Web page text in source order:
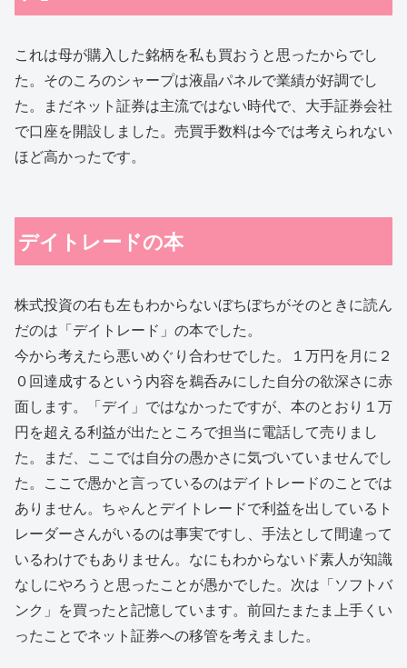
これは母が購入した銘柄を私も買おうと思ったからでし
た。そのころのシャープは液晶パネルで業績が好調でし
た。まだネット証券は主流ではない時代で、大手証券会社
で口座を開設しました。売買手数料は今では考えられない
ほど高かったです。
デイトレードの本
株式投資の右も左もわからないぼちぼちがそのときに読ん
だのは「デイトレード」の本でした。
今から考えたら悪いめぐり合わせでした。１万円を月に２
０回達成するという内容を鵜呑みにした自分の欲深さに赤
面します。「デイ」ではなかったですが、本のとおり１万
円を超える利益が出たところで担当に電話して売りまし
た。まだ、ここでは自分の愚かさに気づいていませんでし
た。ここで愚かと言っているのはデイトレードのことでは
ありません。ちゃんとデイトレードで利益を出しているト
レーダーさんがいるのは事実ですし、手法として間違って
いるわけでもありません。なにもわからないド素人が知識
なしにやろうと思ったことが愚かでした。次は「ソフトバ
ンク」を買ったと記憶しています。前回たまたま上手くい
ったことでネット証券への移管を考えました。